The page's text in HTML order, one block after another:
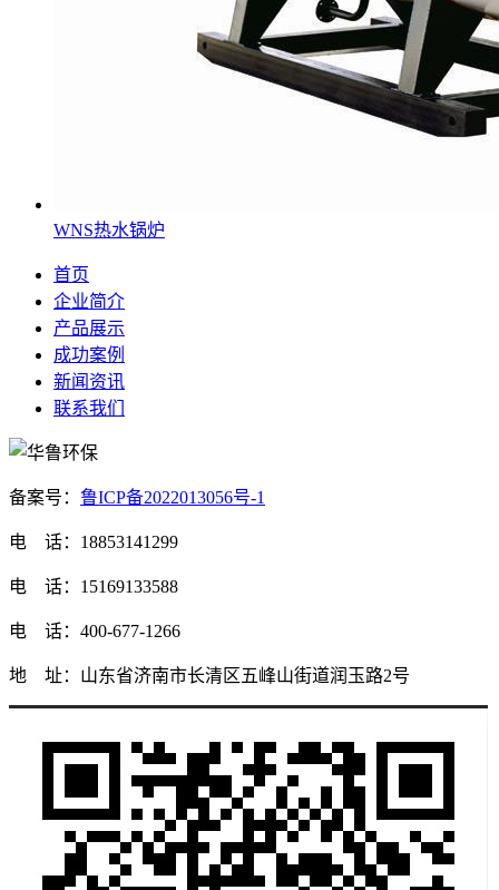
WNS热水锅炉
首页
企业简介
产品展示
成功案例
新闻资讯
联系我们
备案号： 鲁ICP备2022013056号-1
电 话：18853141299
电 话：15169133588
电 话：400-677-1266
地 址：山东省济南市长清区五峰山街道润玉路2号